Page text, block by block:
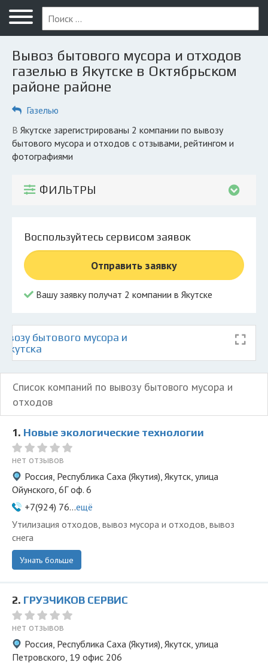
Меню
Главная
Вопрос юристу
Якутск
ПОЛЬЗОВАТЕЛЯМ
Компании
Экоблог
Личный кабинет
Вывоз бытового мусора и отходов
газелью в Якутске в Октябрьском
районе районе
Газелью
в Якутске зарегистрированы 2 компании по вывозу
бытового мусора и отходов с отзывами, рейтингом и
фотографиями
ФИЛЬТРЫ
Воспользуйтесь сервисом заявок
Отправить заявку
Вашу заявку получат 2 компании в Якутске
бытового мусора и
Список компаний по вывозу бытового мусора и
отходов
1. Новые экологические технологии
нет отзывов
Россия, Республика Саха (Якутия), Якутск, улица
Ойунского, 6Г оф. 6
+7(924) 76...ещё
Утилизация отходов, вывоз мусора и отходов, вывоз
снега
Узнать больше
2. ГРУЗЧИКОВ СЕРВИС
нет отзывов
Россия, Республика Саха (Якутия), Якутск, улица
Петровского, 19 офис 206